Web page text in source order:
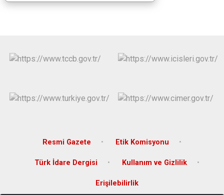
Resmi Gazete Etik Komisyonu
Türk İdare Dergisi Kullanım ve Gizlilik
Erişilebilirlik